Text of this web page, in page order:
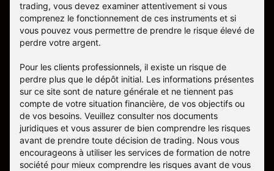
trading, vous devez examiner attentivement si vous
comprenez le fonctionnement de ces instruments et si
vous pouvez vous permettre de prendre le risque élevé de
perdre votre argent.
Pour les clients professionnels, il existe un risque de
perdre plus que le dépôt initial. Les informations présentes
sur ce site sont de nature générale et ne tiennent pas
compte de votre situation financière, de vos objectifs ou
de vos besoins. Veuillez consulter nos documents
juridiques et vous assurer de bien comprendre les risques
avant de prendre toute décision de trading. Nous vous
encourageons à utiliser les services de formation de notre
société pour mieux comprendre les risques avant de vous